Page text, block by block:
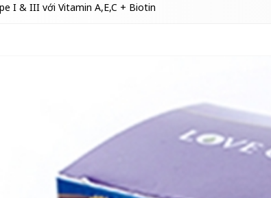
I & III với Vitamin A,E,C + Biotin